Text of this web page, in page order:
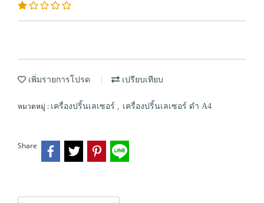
เพิ่มรายการโปรด เปรียบเทียบ
หมวดหมู่ : เครื่องปริ้นเลเซอร์ , เครื่องปริ้นเลเซอร์ ดำ A4
Share